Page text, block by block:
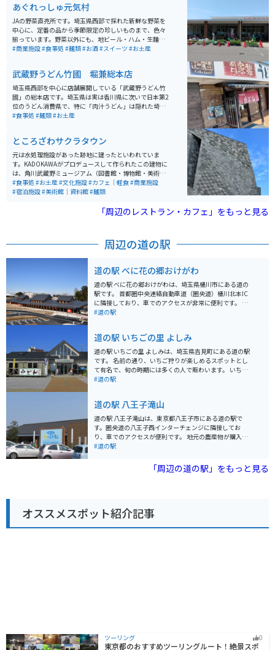
あるのかと感じてしまいますが、大変素敵な場所です。
あぐれっしゅ元気村
JAの野菜直売所です。埼玉県西部で採れた新鮮な野菜を
中心に、定番の品から季節限定の珍しいものまで、色々
揃っています。野菜以外にも、地ビール・ハム・生麵な
ども埼玉県で生産されたものを多く置いてあり、地元の
#商業施設#食事処 #麺類#お酒#スイーツ #お土産
武蔵野うどん竹國 堀兼総本店
埼玉県西部を中心に店舗展開している「武蔵野うどん竹
國」の総本店です。埼玉県は実は香川県に次いで日本第2
位のうどん消費県で、特に「肉汁うどん」は隠れた埼玉
名物です。 「 武蔵野うどん」さんでは、この肉汁うどん
ます。こちらも、お昼時はほぼ満席になる人気店です。
#食事処 #麺類#お土産
ところざわサクラタウン
元は水処理施設があった跡地に建ったといわれていま
す。KADOKAWAがプロデュースして作られたこの建物に
は、角川武蔵野ミュージアム（図書館・博物館・美術
館）があったり、ジャパンパビリオンという多目的ホー
ルがあったり、アニメホテルがあったりといろいろと楽
入れ替わるといったスタイルなので、何度行っても飽き
#食事処 #お土産#文化施設#カフェ｜軽食#商業施設
#宿泊施設#美術館｜資料館#麺類
「周辺のレストラン・カフェ」をもっと見る
周辺の道の駅
道の駅 べに花の郷おけがわ
道の駅 べに花の郷おけがわは、埼玉県桶川市にある道の
駅です。 首都圏中央連絡自動車道（圏央道）桶川北本IC
に隣接しており、車でのアクセスが非常に便利です。 バ
イクで訪れる場合も、駐車場が広いため安心して駐輪で
ます。 桶川市はベニバナ（紅花）の生産が盛んな地域で
あり、道の駅 べに花の郷おけがわでも、ベニバナ関連の
商品を多数取り扱っています。 紅花染め体験なども開催
されているので、興味のある方はぜひ参加してみてくだ
さい。 また、桶川市は、中山道の宿場町として栄えた歴
ポットがいくつかあるので、散策してみるのも良いでし
ょう。 道の駅 べに花の郷おけがわは、地元の農産物や特
産品を購入できるだけでなく、桶川市の歴史や文化に触
れることもできる場所です。 圏央道を利用してのドライ
ブやツーリングの休憩場所として、ぜひ立ち寄ってみて
ください。 近隣には、桶川市歴史民俗資料館や、桶川ス
し足を延ばせば、川越市の蔵造りの街並みなど、観光名
た、地元のボランティアガイドによる案内なども行われ
#道の駅
道の駅 いちごの里 よしみ
道の駅 いちごの里 よしみは、埼玉県吉見町にある道の駅
です。 名前の通り、いちご狩りが楽しめるスポットとし
て有名で、旬の時期には多くの人で賑わいます。 いちご
以外にも、地元産の新鮮な農産物が販売されており、お
特に、いちごを使ったスイーツは絶品なので、ぜひ味わ
ってみてください。 バイクで訪れる場合、駐車場も広々
としているので安心です。 周辺には、緑豊かな田園風景
が広がっており、ツーリングの休憩スポットとしても最
適です。 道の駅 いちごの里 よしみから少し足を延ばせ
#道の駅
道の駅 八王子滝山
道の駅 八王子滝山は、東京都八王子市にある道の駅で
す。圏央道の八王子西インターチェンジに隣接してお
り、車でのアクセスが便利です。 地元の農産物が購入で
きる「農産物直売所」や、地元食材を使った料理が楽し
憩に最適なスポットです。 特に、地元八王子産の新鮮な
野菜は人気が高く、旬の野菜を目当てに訪れる人も多く
の休憩場所としてもおすすめです。道の駅のすぐ近くに
は、滝山城跡や、高尾山など、観光スポットも点在して
いるので、観光拠点としても活用できます。 八王子滝山
#道の駅
「周辺の道の駅」をもっと見る
オススメスポット紹介記事
ツーリング 0
東京都のおすすめツーリングルート！絶景スポ